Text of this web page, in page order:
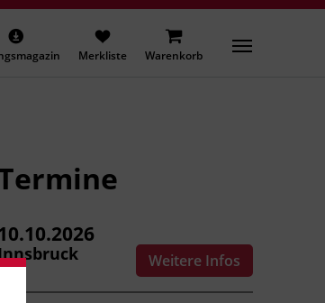
Merkliste Warenkorb
Weitere Infos